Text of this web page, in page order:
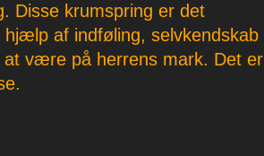
Disse krumspring er det
af indføling, selvkendskab
at være på herrens mark. Det er